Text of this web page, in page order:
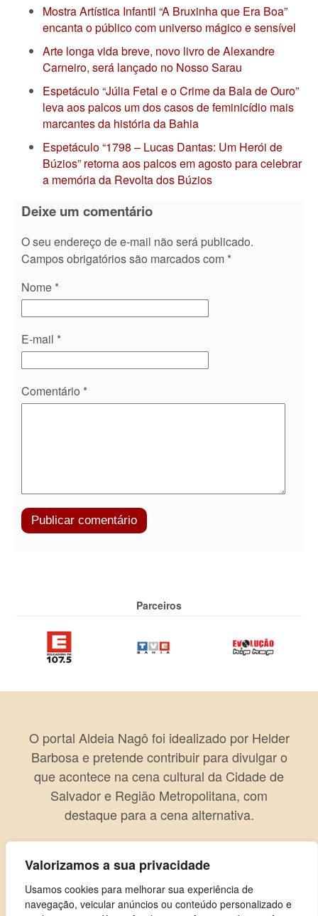
Valorizamos a sua privacidade
Usamos cookies para melhorar sua experiência de
navegação, veicular anúncios ou conteúdo personalizado e
Mostra Artística Infantil “A Bruxinha que Era Boa”
encanta o público com universo mágico e sensível
Arte longa vida breve, novo livro de Alexandre
Carneiro, será lançado no Nosso Sarau
Espetáculo “Júlia Fetal e o Crime da Bala de Ouro”
leva aos palcos um dos casos de feminicídio mais
marcantes da história da Bahia
Espetáculo “1798 – Lucas Dantas: Um Herói de
Búzios” retorna aos palcos em agosto para celebrar
a memória da Revolta dos Búzios
Deixe um comentário
O seu endereço de e-mail não será publicado.
Campos obrigatórios são marcados com *
Nome *
E-mail *
Comentário *
Parceiros
O portal Aldeia Nagô foi idealizado por Helder
Barbosa e pretende contribuir para divulgar o
que acontece na cena cultural da Cidade de
Salvador e Região Metropolitana, com
destaque para a cena alternativa.